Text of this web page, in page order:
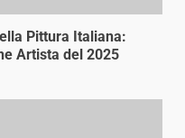
Pittura Italiana:
Artista del 2025